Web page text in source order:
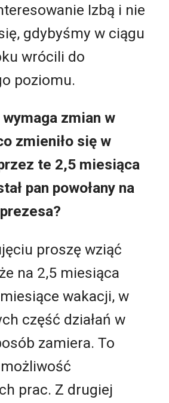
Izbą i nie
gdybyśmy w ciągu
wrócili do
poziomu.
zmian w
zmieniło się w
te 2,5 miesiąca
pan powołany na
proszę wziąć
na 2,5 miesiąca
wakacji, w
część działań w
zamiera. To
prac. Z drugiej